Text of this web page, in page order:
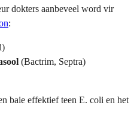
dokters aanbeveel word vir
:
(Bactrim, Septra)
baie effektief teen E. coli en het